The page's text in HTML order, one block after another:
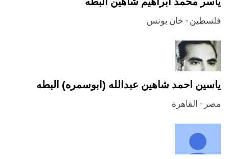
فلسطين - خان يونس
ياسين احمد شاهين عبدالله (ابوسمره) البطه
مصر - القاهرة